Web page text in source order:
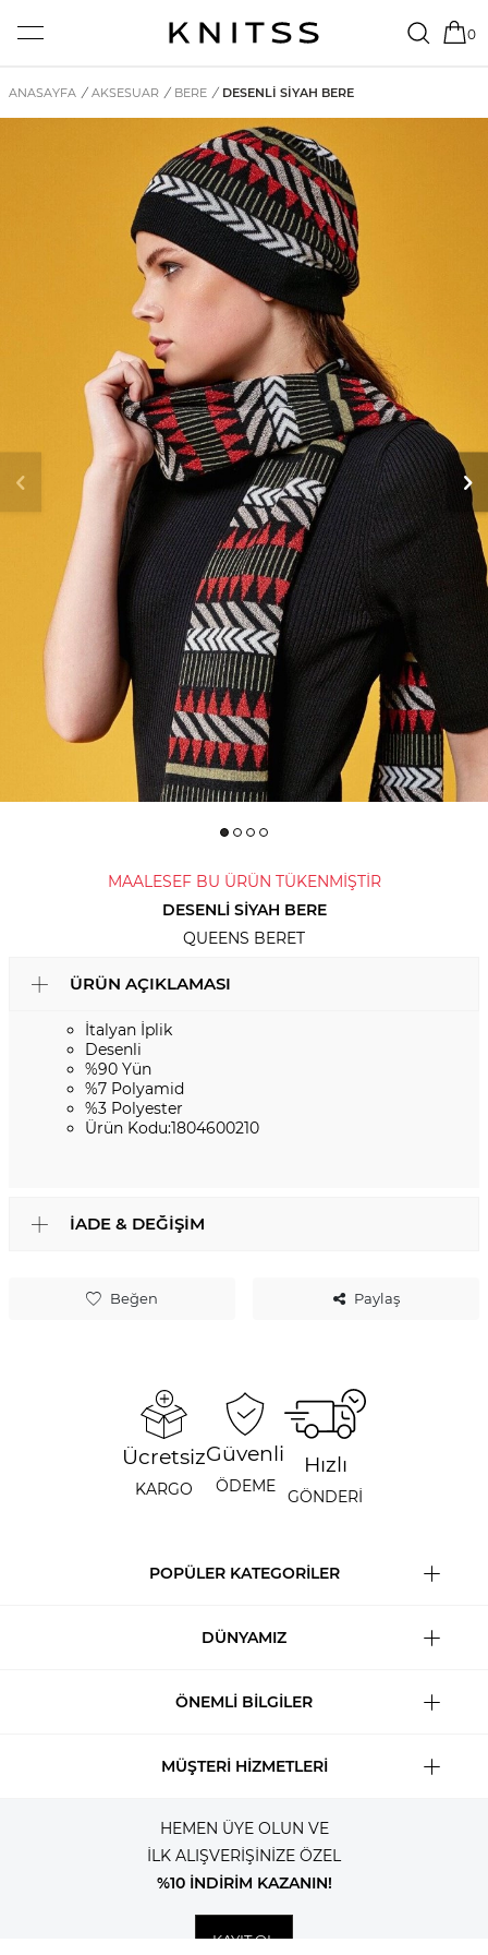
0
ANASAYFA / AKSESUAR / BERE / DESENLI SIYAH BERE
MAALESEF BU ÜRÜN TÜKENMİŞTİR
DESENLI SIYAH BERE
QUEENS BERET
Beğen Paylaş
ÜRÜN AÇIKLAMASI
İtalyan İplik
Desenli
%90 Yün
%7 Polyamid
%3 Polyester
Ürün Kodu:1804600210
İADE & DEĞIŞIM
Ücretsiz
KARGO
Güvenli
ÖDEME
Hızlı
GÖNDERİ
POPÜLER KATEGORİLER
DÜNYAMIZ
ÖNEMLİ BİLGİLER
MÜŞTERİ HİZMETLERİ
HEMEN ÜYE OLUN VE
İLK ALIŞVERİŞİNİZE ÖZEL
%10 İNDİRİM KAZANIN!
KAYIT OL